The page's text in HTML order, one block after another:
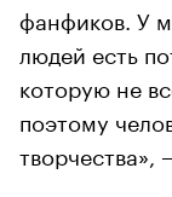
фанфиков. У
людей есть
которую не
поэтому
творчества»,